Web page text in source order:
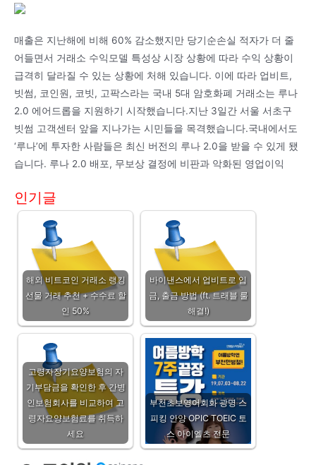
매출은 지난해에 비해 60% 감소했지만 당기순손실 적자가 더 줄
어들면서 거래소 수익모델 특성상 시장 상황에 따라 수익 상황이
급격히 달라질 수 있는 상황에 처해 있습니다. 이에 따라 업비트,
빗썸, 코인원, 코빗, 고팍스라는 국내 5대 암호화폐 거래소는 루나
2.0 에어드롭을 지원하기 시작했습니다.지난 3일간 서울 서초구
빗썸 고객센터 앞을 지나가는 시민들을 목격했습니다.국내에서도
‘루나’에 투자한 사람들은 최신 버전의 루나 2.0을 받을 수 있게 됐
습니다. 루나 2.0 배포, 무보상 결정에 비판과 악화된 영업이익
인기글
해외 비트코인 거래소 랭킹
선물 거래 추천 + 수수료 할
인 50%
바이낸스에서 업비트로 입
금, 출금 방법 (ft. 트래블 룰
해결!)
고령자장기요양보험의 자
기부담금을 확인한 후 간병
인보험회사를 비교하여 고
령자요양보험료를 취득하
세요
부천초보영어회화 광명 스
피킹 안양 OPIC TOEIC 토
스 아이엘츠 전문